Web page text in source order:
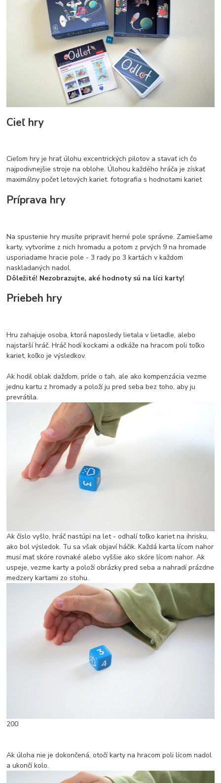
Cieľ hry
Cieľom hry je hrať úlohu excentrických pilotov a stavať ich čo
najpodivnejšie stroje na oblohe. Úlohou každého hráča je získať
maximálny počet letových kariet. fotografia s hodnotami kariet
Príprava hry
Na spustenie hry musíte pripraviť herné pole správne. Zamiešame
karty, vytvoríme z nich hromadu a potom z prvých 9 na hromade
usporiadame hracie pole - 3 rady po 3 kartách v každom
naskladaných nadol.
Dôležité! Nezobrazujte, aké hodnoty sú na líci karty!
Priebeh hry
Hru zahajuje osoba, ktorá naposledy lietala v lietadle, alebo
najstarší hráč. Hráč hodí kockami a odkáže na hracom poli toľko
kariet, koľko je výsledkov.
Ak hodil oblak dažďom, príde o ťah, ale ako kompenzácia vezme
jednu kartu z hromady a položí ju pred seba bez toho, aby ju
prevrátila.
Ak číslo vyšlo, hráč nastúpi na let - odhalí toľko kariet na ihrisku,
ako bol výsledok. Tu sa však objaví háčik. Každá karta lícom nahor
musí mať skóre rovnaké alebo vyššie ako skóre lícom nahor. Ak
uspeje, vezme karty a položí obrázky pred seba a nahradí prázdne
medzery kartami zo stohu.
200
Ak úloha nie je dokončená, otočí karty na hracom poli lícom nadol
a ukončí kolo.